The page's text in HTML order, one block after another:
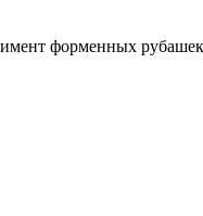
форменных